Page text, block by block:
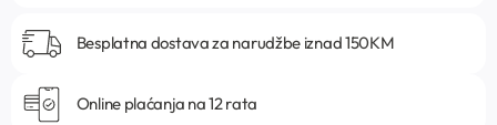
Besplatna dostava za narudžbe iznad 150KM
Online plaćanja na 12 rata